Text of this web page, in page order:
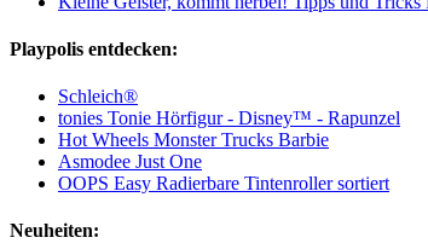
Playpolis entdecken:
Schleich®
tonies Tonie Hörfigur - Disney™ - Rapunzel
Hot Wheels Monster Trucks Barbie
Asmodee Just One
OOPS Easy Radierbare Tintenroller sortiert
Neuheiten: